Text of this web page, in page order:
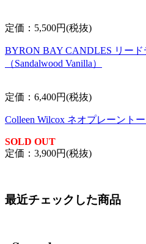
定価：5,500円(税抜)
BYRON BAY CANDLES リー
（Sandalwood Vanilla）
定価：6,400円(税抜)
Colleen Wilcox ネオプレーントー
SOLD OUT
定価：3,900円(税抜)
最近チェックした商品